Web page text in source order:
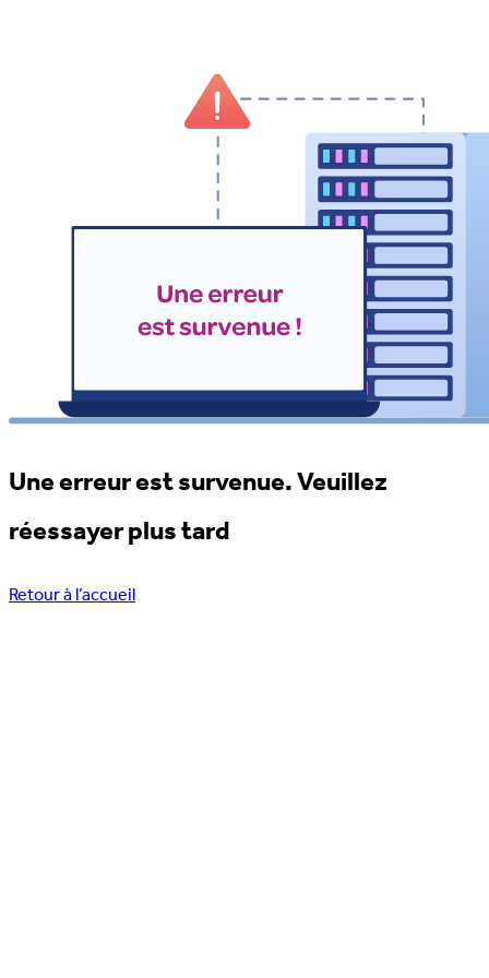
Une erreur est survenue. Veuillez
réessayer plus tard
Retour à l’accueil